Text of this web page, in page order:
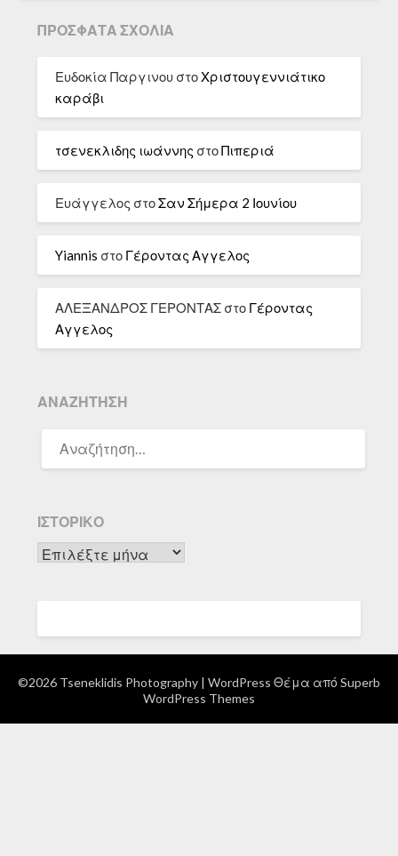
ΠΡΌΣΦΑΤΑ ΣΧΌΛΙΑ
Ευδοκία Παργινου στοΧριστουγεννιάτικο
καράβι
τσενεκλιδης ιωάννης στοΠιπεριά
Ευάγγελος στοΣαν Σήμερα 2 Ιουνίου
Yiannis στο Γέροντας Αγγελος
ΑΛΕΞΑΝΔΡΟΣ ΓΕΡΟΝΤΑΣ στο Γέροντας
Αγγελος
ΑΝΑΖΉΤΗΣΗ
ΓΙΑ:
ΙΣΤΟΡΙΚΌ
Ιστορικό
©2026 Tseneklidis Photography | WordPress Θέμα από Superb
WordPress Themes